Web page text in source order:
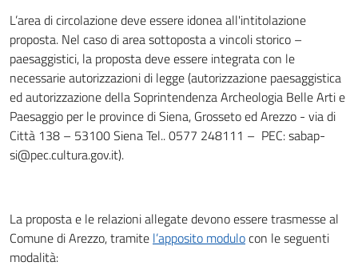
L’area di circolazione deve essere idonea all'intitolazione
proposta. Nel caso di area sottoposta a vincoli storico –
paesaggistici, la proposta deve essere integrata con le
necessarie autorizzazioni di legge (autorizzazione paesaggistica
ed autorizzazione della Soprintendenza Archeologia Belle Arti e
Paesaggio per le province di Siena, Grosseto ed Arezzo - via di
Città 138 – 53100 Siena Tel.. 0577 248111 – PEC: sabap-
si@pec.cultura.gov.it).
La proposta e le relazioni allegate devono essere trasmesse al
Comune di Arezzo, tramite l’apposito modulocon le seguenti
modalità: